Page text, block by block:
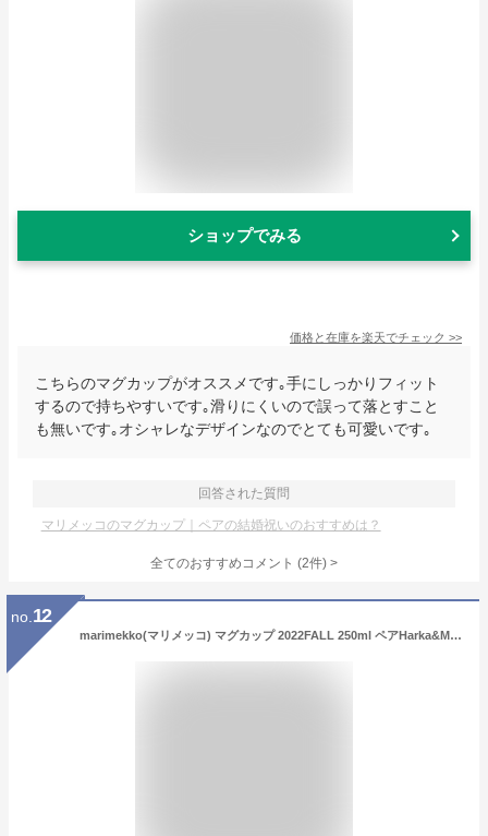
ショップでみる
価格と在庫を楽天でチェック >>
こちらのマグカップがオススメです｡手にしっかりフィット
するので持ちやすいです｡滑りにくいので誤って落とすこと
も無いです｡オシャレなデザインなのでとても可愛いです｡
回答された質問
マリメッコのマグカップ｜ペアの結婚祝いのおすすめは？
全てのおすすめコメント (2件) >
no. 12
marimekko(マリメッコ) マグカップ 2022FALL 250ml ペアHarka&Melooni 71828 133 [並行輸入品]